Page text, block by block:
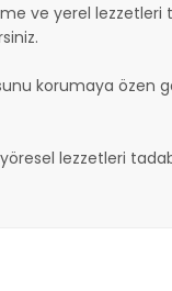
ve yerel lezzetleri
korumaya özen
lezzetleri